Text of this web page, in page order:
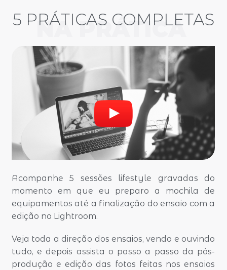
NA PRÁTICA
5 PRÁTICAS COMPLETAS
Acompanhe 5 sessões lifestyle gravadas do
momento em que eu preparo a mochila de
equipamentos até a finalização do ensaio com a
edição no Lightroom.
Veja toda a direção dos ensaios, vendo e ouvindo
tudo, e depois assista o passo a passo da pós-
produção e edição das fotos feitas nos ensaios